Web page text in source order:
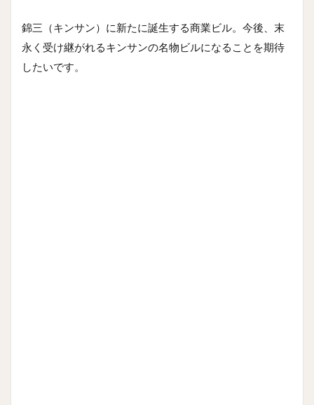
錦三（キンサン）に新たに誕生する商業ビル。今後、末
永く受け継がれるキンサンの名物ビルになることを期待
したいです。